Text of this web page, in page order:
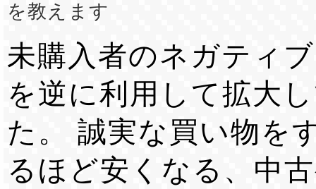
を教えます
未購入者のネガティ
を逆に利用して拡大
た。 誠実な買い物を
るほど安くなる、中